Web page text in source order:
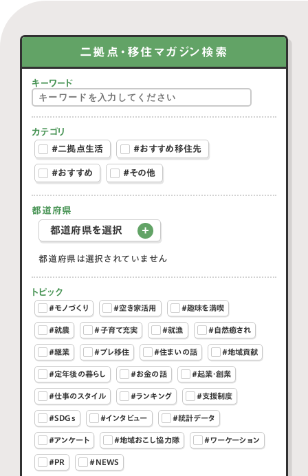
二拠点・移住マガジン検索
キーワード
カテゴリ
#二拠点生活
#おすすめ移住先
#おすすめ #その他
都道府県
都道府県を選択
都道府県は選択されていません
トピック
#モノづくり #空き家活用 #趣味を満喫
#就農 #子育て充実 #就漁 #自然癒され
#継業 #プレ移住 #住まいの話 #地域貢献
#定年後の暮らし #お金の話 #起業・創業
#仕事のスタイル #ランキング #支援制度
#SDGs #インタビュー #統計データ
#アンケート #地域おこし協力隊 #ワーケーション
#PR #NEWS